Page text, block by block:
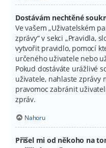
Dostávám nechtěné
Ve vašem „Uživatelském
zprávy“ v sekci „Pravidla,
vytvořit pravidlo, pomocí
určeného uživatele nebo
Pokud dostáváte urážlivé
uživatele, nahlaste zprávy
pravomoc zabránit
zpráv.
Nahoru
Přišel mi od někoho na